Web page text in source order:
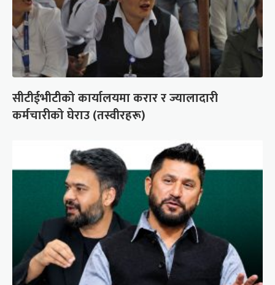
सीटीईभीटीको कार्यालयमा करार र ज्यालादारी
कर्मचारीको घेराउ (तस्वीरहरू)